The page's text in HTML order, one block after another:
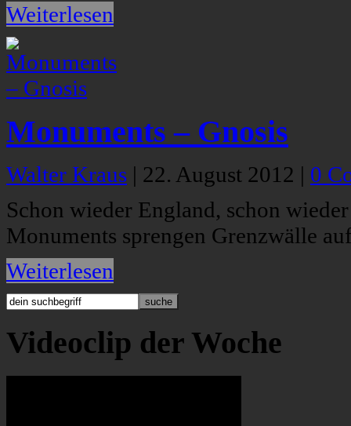
Weiterlesen
Monuments – Gnosis
Walter Kraus | 22. August 2012 | 0
Schon wieder England, schon
Monuments sprengen Grenzwälle
Weiterlesen
Videoclip der Woche